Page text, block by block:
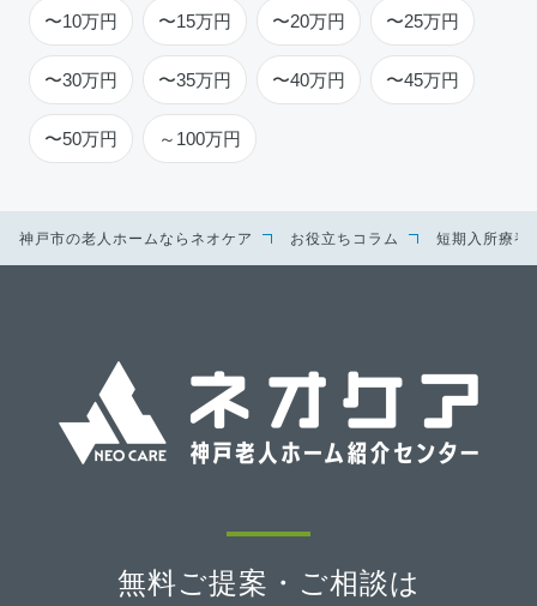
〜10万円 〜15万円 〜20万円 〜25万円
〜30万円 〜35万円 〜40万円 〜45万円
〜50万円 ～100万円
神戸市の老人ホームならネオケア お役立ちコラム 短期入所療養
無料ご提案・ご相談は